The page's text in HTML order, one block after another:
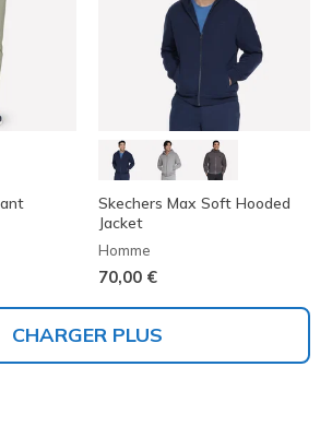
Skechers Max Soft Hooded
Jacket
Homme
70,00 €
CHARGER PLUS